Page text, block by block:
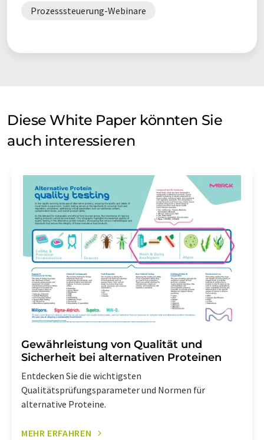
Prozesssteuerung-Webinare
Diese White Paper könnten Sie
auch interessieren
Gewährleistung von Qualität und
Sicherheit bei alternativen Proteinen
Entdecken Sie die wichtigsten
Qualitätsprüfungsparameter und Normen für
alternative Proteine.
MEHR ERFAHREN